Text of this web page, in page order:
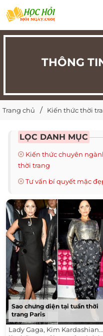
THÔNG
Trang chủ Kiến thức thời
LỌC DANH MỤC
Kiến thức chuyên
thời trang
Tư vấn bí quyết mặc
Sao chưng diện tại tuần thời
trang Paris
Lady Gaga, Kim Kardashian...